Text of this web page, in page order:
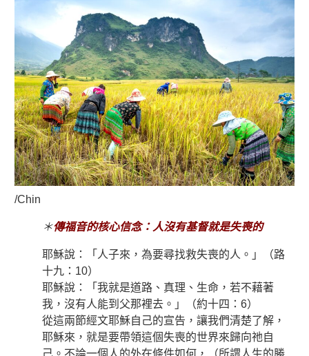
/Chin
＊傳福音的核心信念：人沒有基督就是失喪的
耶穌說：「人子來，為要尋找救失喪的人。」（路
十九：10）
耶穌說：「我就是道路、真理、生命，若不藉著
我，沒有人能到父那裡去。」（約十四：6）
從這兩節經文耶穌自己的宣告，讓我們清楚了解，
耶穌來，就是要帶領這個失喪的世界來歸向祂自
己。不論一個人的外在條件如何，（所謂人生的勝